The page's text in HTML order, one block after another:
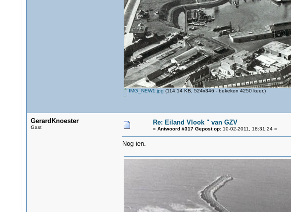
IMG_NEW1.jpg (114.14 KB, 524x346 - bekeken 4250 keer.)
GerardKnoester
Gast
Re: Eiland Vlook " van GZV
« Antwoord #317 Gepost op:10-02-2011, 18:31:24 »
Nog ien.